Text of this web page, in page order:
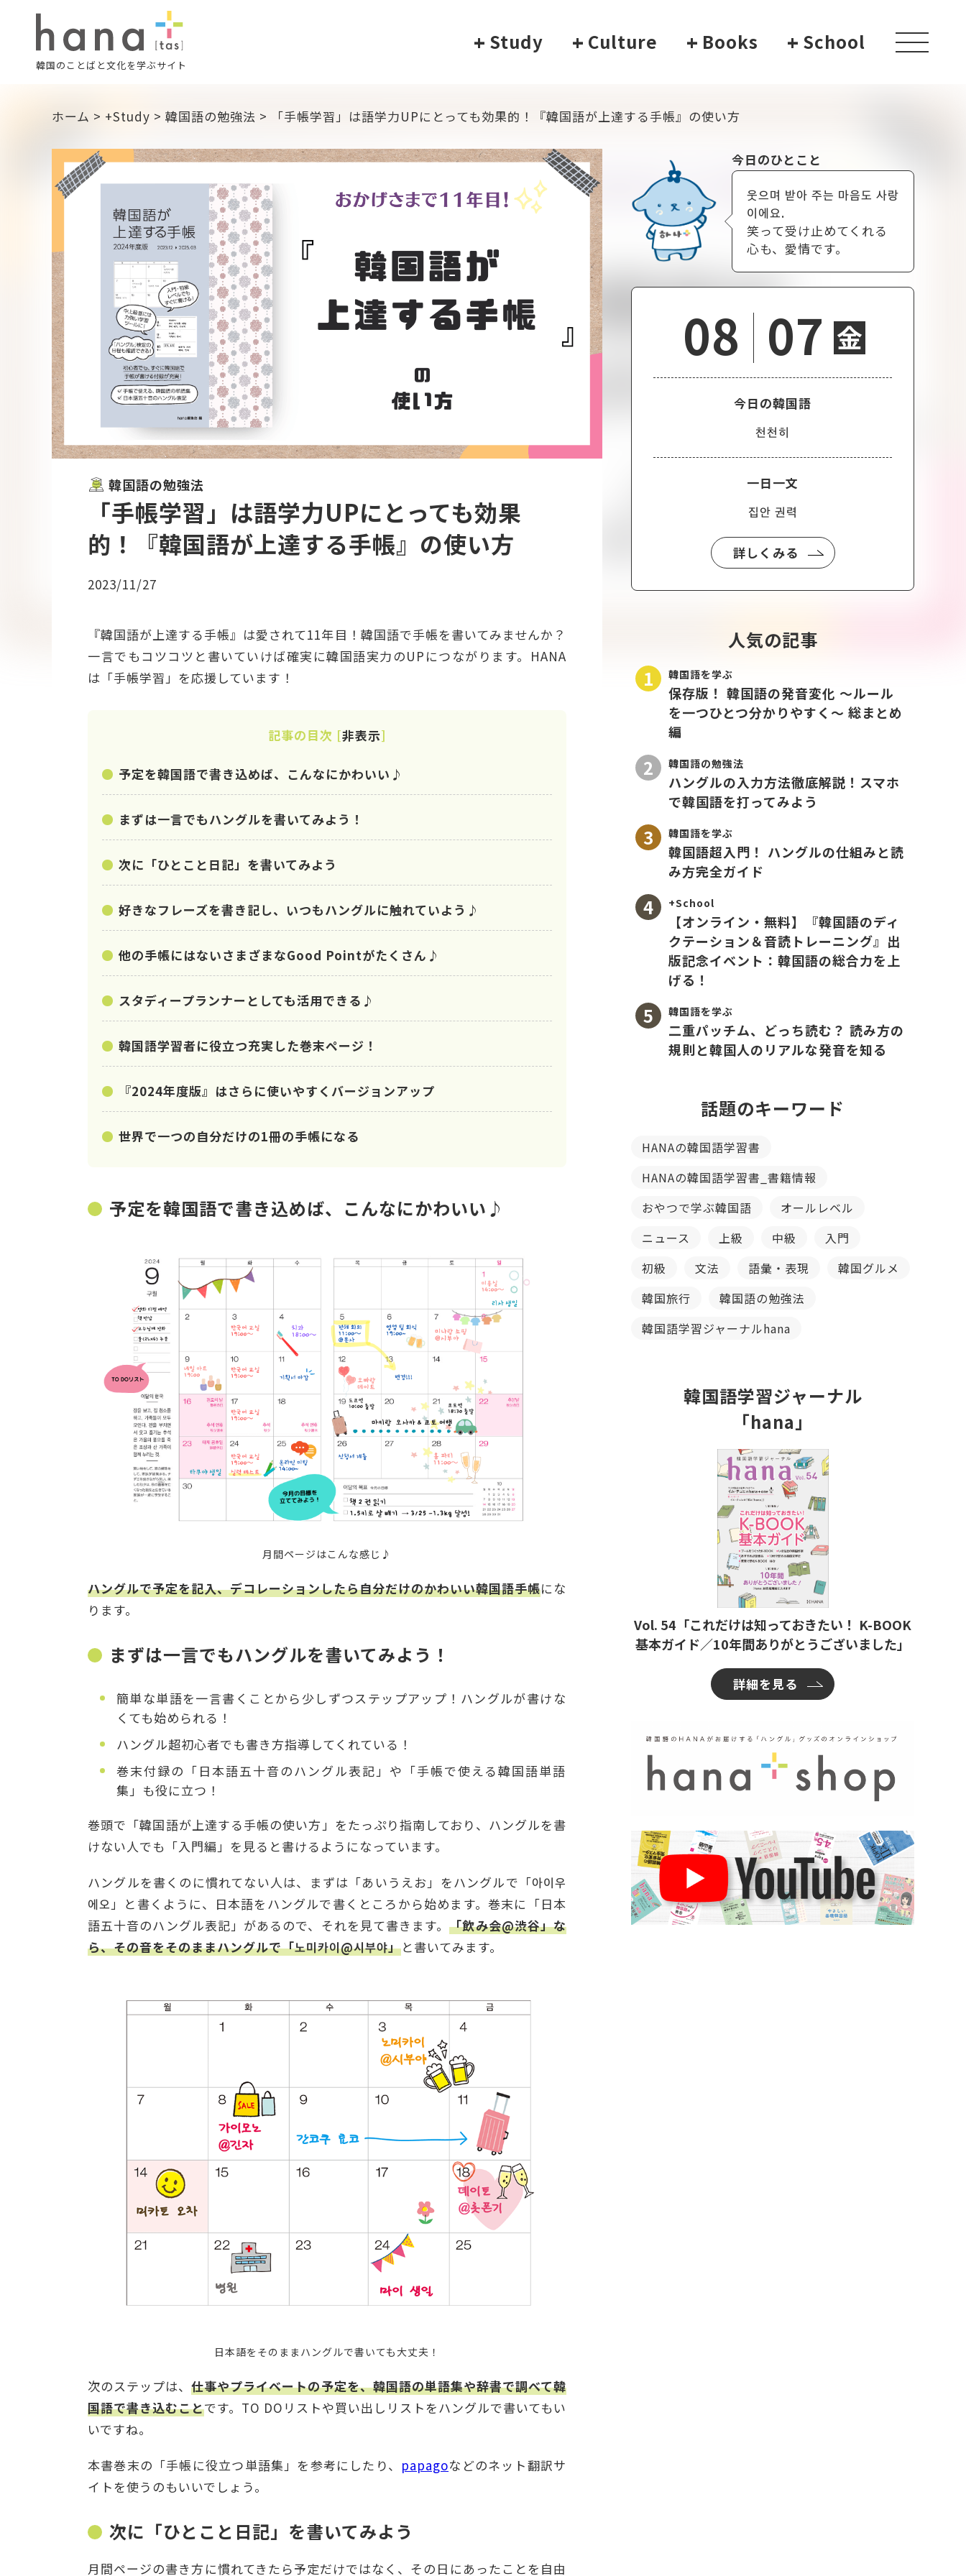
韓国のことばと文化を学ぶサイト
+ Study + Culture + Books + School
toggle
ホーム > +Study > 韓国語の勉強法 > 「手帳学習」は語学力UPにとっても効果的！『韓国語が上達する手帳』の使い方
韓国語の勉強法
「手帳学習」は語学力UPにとっても効果
的！『韓国語が上達する手帳』の使い方
2023/11/27
『韓国語が上達する手帳』は愛されて11年目！韓国語で手帳を書いてみませんか？
一言でもコツコツと書いていけば確実に韓国語実力のUPにつながります。HANA
は「手帳学習」を応援しています！
記事の目次 [非表示]
予定を韓国語で書き込めば、こんなにかわいい♪
まずは一言でもハングルを書いてみよう！
次に「ひとこと日記」を書いてみよう
好きなフレーズを書き記し、いつもハングルに触れていよう♪
他の手帳にはないさまざまなGood Pointがたくさん♪
スタディープランナーとしても活用できる♪
韓国語学習者に役立つ充実した巻末ページ！
『2024年度版』はさらに使いやすくバージョンアップ
世界で一つの自分だけの1冊の手帳になる
予定を韓国語で書き込めば、こんなにかわいい♪
月間ページはこんな感じ♪
ハングルで予定を記入、デコレーションしたら自分だけのかわいい韓国語手帳にな
ります。
まずは一言でもハングルを書いてみよう！
簡単な単語を一言書くことから少しずつステップアップ！ハングルが書けな
くても始められる！
ハングル超初心者でも書き方指導してくれている！
巻末付録の「日本語五十音のハングル表記」や「手帳で使える韓国語単語
集」も役に立つ！
巻頭で「韓国語が上達する手帳の使い方」をたっぷり指南しており、ハングルを書
けない人でも「入門編」を見ると書けるようになっています。
ハングルを書くのに慣れてない人は、まずは「あいうえお」をハングルで「아이우
에오」と書くように、日本語をハングルで書くところから始めます。巻末に「日本
語五十音のハングル表記」があるので、それを見て書きます。「飲み会@渋谷」な
ら、その音をそのままハングルで「노미카이@시부야」と書いてみます。
日本語をそのままハングルで書いても大丈夫！
次のステップは、仕事やプライベートの予定を、韓国語の単語集や辞書で調べて韓
国語で書き込むことです。TO DOリストや買い出しリストをハングルで書いてもい
いですね。
本書巻末の「手帳に役立つ単語集」を参考にしたり、 papagoなどのネット翻訳サ
イトを使うのもいいでしょう。
次に「ひとこと日記」を書いてみよう
月間ページの書き方に慣れてきたら予定だけではなく、その日にあったことを自由
今日のひとこと
웃으며 받아 주는 마음도 사랑
이에요.
笑って受け止めてくれる
心も、愛情です。
08 07 金
今日の韓国語
천천히
一日一文
집안 권력
詳しくみる
人気の記事
韓国語を学ぶ
保存版！ 韓国語の発音変化 〜ルール
を一つひとつ分かりやすく〜 総まとめ
編
韓国語の勉強法
ハングルの入力方法徹底解説！スマホ
で韓国語を打ってみよう
韓国語を学ぶ
韓国語超入門！ ハングルの仕組みと読
み方完全ガイド
+School
【オンライン・無料】『韓国語のディ
クテーション＆音読トレーニング』出
版記念イベント：韓国語の総合力を上
げる！
韓国語を学ぶ
二重パッチム、どっち読む？ 読み方の
規則と韓国人のリアルな発音を知る
話題のキーワード
HANAの韓国語学習書
HANAの韓国語学習書_書籍情報
おやつで学ぶ韓国語
オールレベル
ニュース
上級 中級
入門
初級
文法 語彙・表現
韓国グルメ
韓国旅行
韓国語の勉強法
韓国語学習ジャーナルhana
韓国語学習ジャーナル
「hana」
Vol. 54「これだけは知っておきたい！ K-BOOK
基本ガイド／10年間ありがとうございました」
詳細を見る